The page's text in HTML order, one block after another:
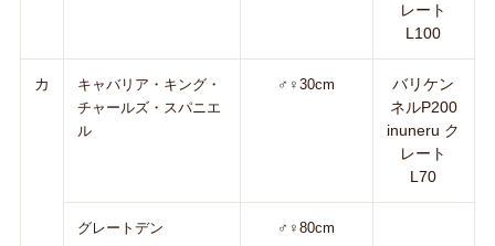
レート
L100
カ
キャバリア・キング・
チャールズ・スパニエ
ル
♂♀30cm
バリケン
ネルP200
inuneru ク
レート
L70
グレートデン ♂♀80cm